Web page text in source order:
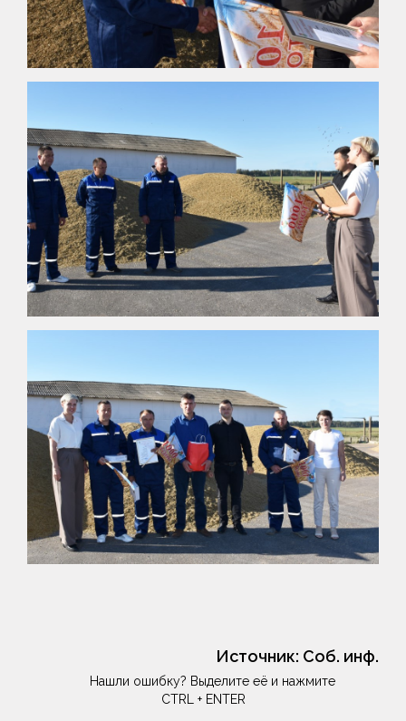
Источник: Соб. инф.
Нашли ошибку? Выделите её и нажмите
CTRL + ENTER